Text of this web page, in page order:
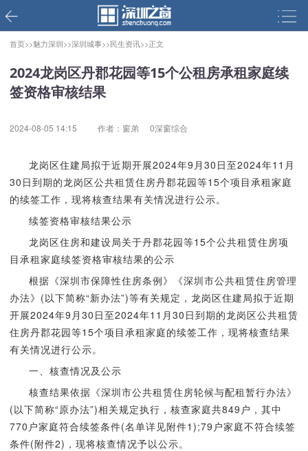
首页>>魅力深圳>>深圳城事>>民生资讯>>正文
2024龙岗区丹郡花园等15个公租房承租家庭续
签资格审核结果
2024-08-05 14:15 作者：窗弟 0深窗综合
龙岗区住建局拟于近期开展2024年9月30日至2024年11月
30日到期的龙岗区公共租赁住房丹郡花园等15个项目承租家庭
的续签工作，现将核查结果有关情况进行公示。
续签资格审核结果公示
龙岗区住房和建设局关于丹郡花园等15个公共租赁住房项
目承租家庭续签资格审核结果的公示
根据《深圳市保障性住房条例》《深圳市公共租赁住房管理
办法》(以下简称“新办法”)等有关规定，龙岗区住建局拟于近期
开展2024年9月30日至2024年11月30日到期的龙岗区公共租赁
住房丹郡花园等15个项目承租家庭的续签工作，现将核查结果
有关情况进行公示。
一、核查情况及公示
核查结果依据《深圳市公共租赁住房轮候与配租暂行办法》
(以下简称“原办法”)相关规定执行，核查家庭共849户，其中
770户家庭符合续签条件(名单详见附件1);79户家庭不符合续签
条件(附件2)，现将核查情况予以公示。